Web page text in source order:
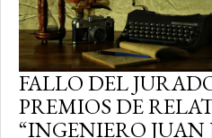
FALLO DEL
PREMIOS DE
“INGENIERO JUAN